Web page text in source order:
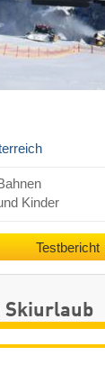
Kinder
Testbericht
Skiurlaub